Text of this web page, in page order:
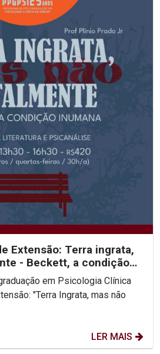
Extensão: Terra ingrata,
- Beckett, a condição
em Psicologia Clínica
"Terra Ingrata, mas não
LER MAIS